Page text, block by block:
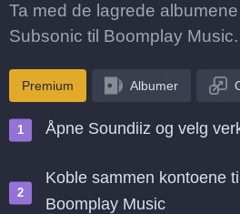
Ta med de lagrede
Subsonic til Boomplay Music.
Premium Albumer
Åpne Soundiiz og velg
Koble sammen kontoene
Boomplay Music